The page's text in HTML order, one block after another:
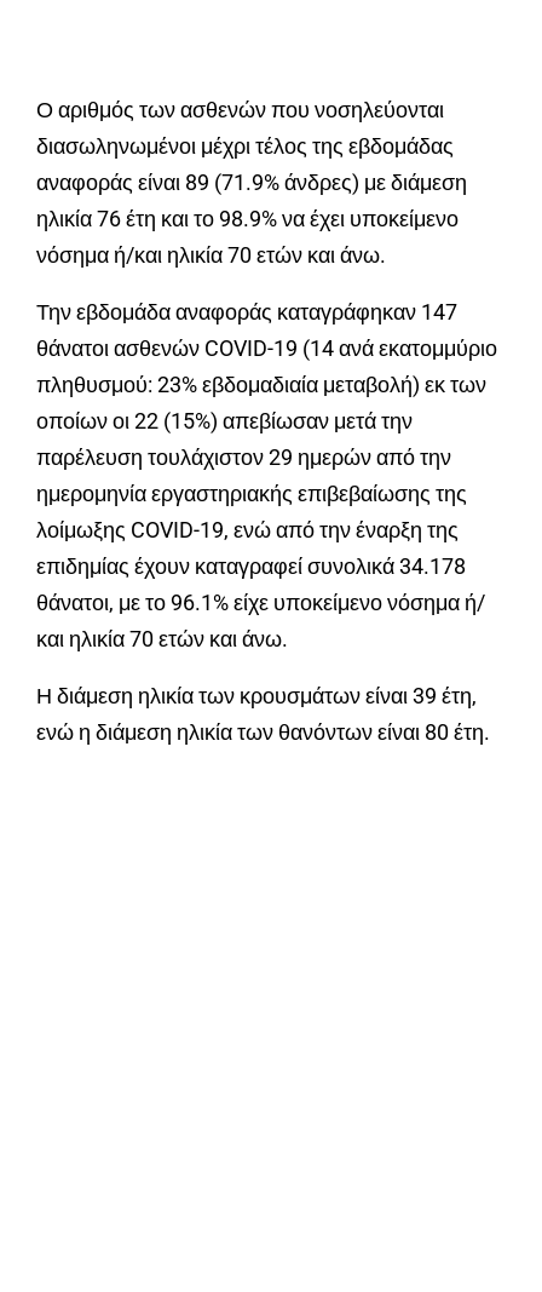
Ο αριθμός των ασθενών που νοσηλεύονται
διασωληνωμένοι μέχρι τέλος της εβδομάδας
αναφοράς είναι 89 (71.9% άνδρες) με διάμεση
ηλικία 76 έτη και το 98.9% να έχει υποκείμενο
νόσημα ή/και ηλικία 70 ετών και άνω.
Την εβδομάδα αναφοράς καταγράφηκαν 147
θάνατοι ασθενών COVID-19 (14 ανά εκατομμύριο
πληθυσμού: 23% εβδομαδιαία μεταβολή) εκ των
οποίων οι 22 (15%) απεβίωσαν μετά την
παρέλευση τουλάχιστον 29 ημερών από την
ημερομηνία εργαστηριακής επιβεβαίωσης της
λοίμωξης COVID-19, ενώ από την έναρξη της
επιδημίας έχουν καταγραφεί συνολικά 34.178
θάνατοι, με το 96.1% είχε υποκείμενο νόσημα ή/
και ηλικία 70 ετών και άνω.
Η διάμεση ηλικία των κρουσμάτων είναι 39 έτη,
ενώ η διάμεση ηλικία των θανόντων είναι 80 έτη.